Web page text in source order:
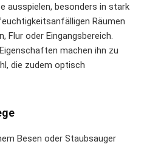
ausspielen, besonders in stark
Räumen
Flur oder Eingangsbereich.
machen ihn zu
die zudem optisch
Besen oder Staubsauger